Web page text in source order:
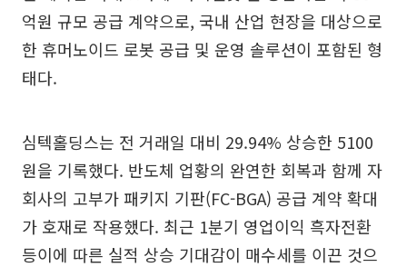
억원 규모 공급 계약으로, 국내 산업 현장을 대상으로
한 휴머노이드 로봇 공급 및 운영 솔루션이 포함된 형
태다.
심텍홀딩스는 전 거래일 대비 29.94% 상승한 5100
원을 기록했다. 반도체 업황의 완연한 회복과 함께 자
회사의 고부가 패키지 기판(FC-BGA) 공급 계약 확대
가 호재로 작용했다. 최근 1분기 영업이익 흑자전환
등이에 따른 실적 상승 기대감이 매수세를 이끈 것으